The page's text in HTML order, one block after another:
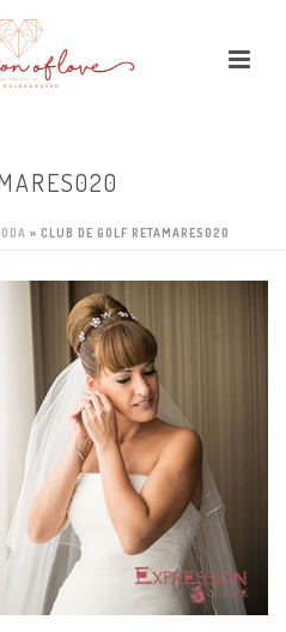
» CLUB DE GOLF RETAMARES020